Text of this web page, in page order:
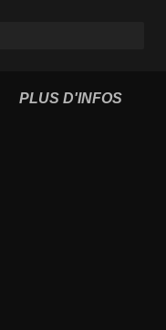
PLUS D'INFOS